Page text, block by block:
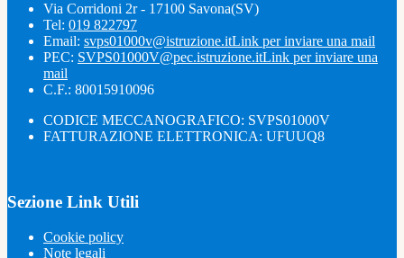
Via Corridoni 2r - 17100 Savona(SV)
Tel: 019 822797
Email: svps01000v@istruzione.itLink per inviare una mail
PEC: SVPS01000V@pec.istruzione.itLink per inviare una
mail
C.F.: 80015910096
CODICE MECCANOGRAFICO: SVPS01000V
FATTURAZIONE ELETTRONICA: UFUUQ8
Sezione Link Utili
Cookie policy
Note legali